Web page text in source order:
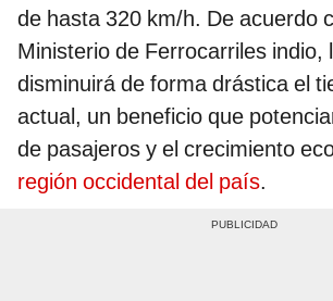
de hasta 320 km/h. De acuerdo
Ministerio de Ferrocarriles indio,
disminuirá de forma drástica el
actual, un beneficio que
de pasajeros y el crecimiento
región occidental del país.